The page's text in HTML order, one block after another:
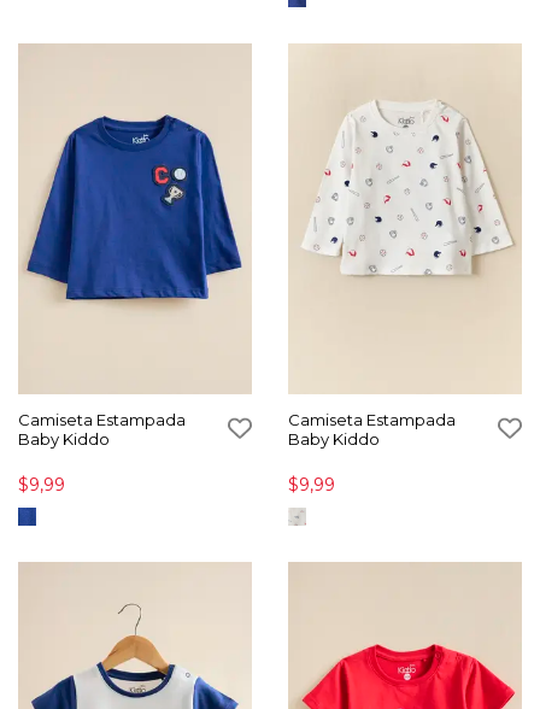
Camiseta Estampada
Baby Kiddo
$9,99
Camiseta Estampada
Baby Kiddo
$9,99